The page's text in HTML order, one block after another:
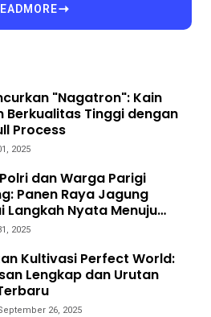
"Nagatron": Kain
Berkualitas Tinggi dengan
Process
2025
dan Warga Parigi
Panen Raya Jagung
Langkah Nyata Menuju
Pangan
2025
Kultivasi Perfect World:
Lengkap dan Urutan
26, 2025